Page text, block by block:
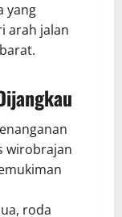
yang
arah jalan
wirobrajan
roda